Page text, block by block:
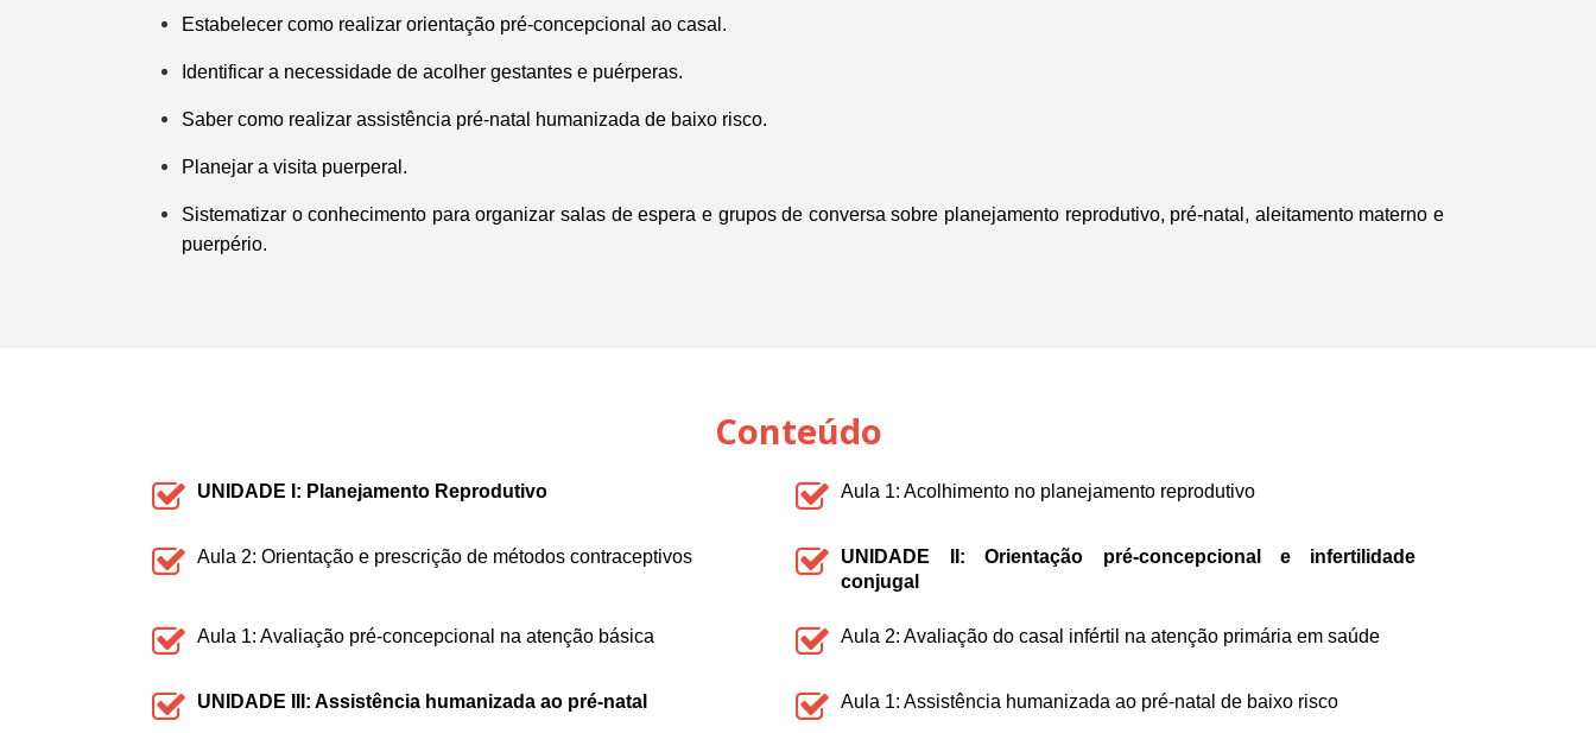
Estabelecer como realizar orientação pré-concepcional ao casal.
Identificar a necessidade de acolher gestantes e puérperas.
Saber como realizar assistência pré-natal humanizada de baixo risco.
Planejar a visita puerperal.
Sistematizar o conhecimento para organizar salas de espera e grupos de conversa sobre planejamento reprodutivo, pré-natal, aleitamento materno e
puerpério.
Conteúdo
UNIDADE I: Planejamento Reprodutivo Aula 1: Acolhimento no planejamento reprodutivo
Aula 2: Orientação e prescrição de métodos contraceptivos
UNIDADE II: Orientação pré-concepcional e infertilidade
conjugal
Aula 1: Avaliação pré-concepcional na atenção básica Aula 2: Avaliação do casal infértil na atenção primária em saúde
UNIDADE III: Assistência humanizada ao pré-natal Aula 1: Assistência humanizada ao pré-natal de baixo risco